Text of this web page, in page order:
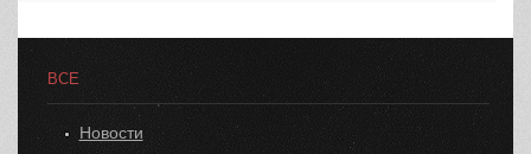
ВСЕ
Новости